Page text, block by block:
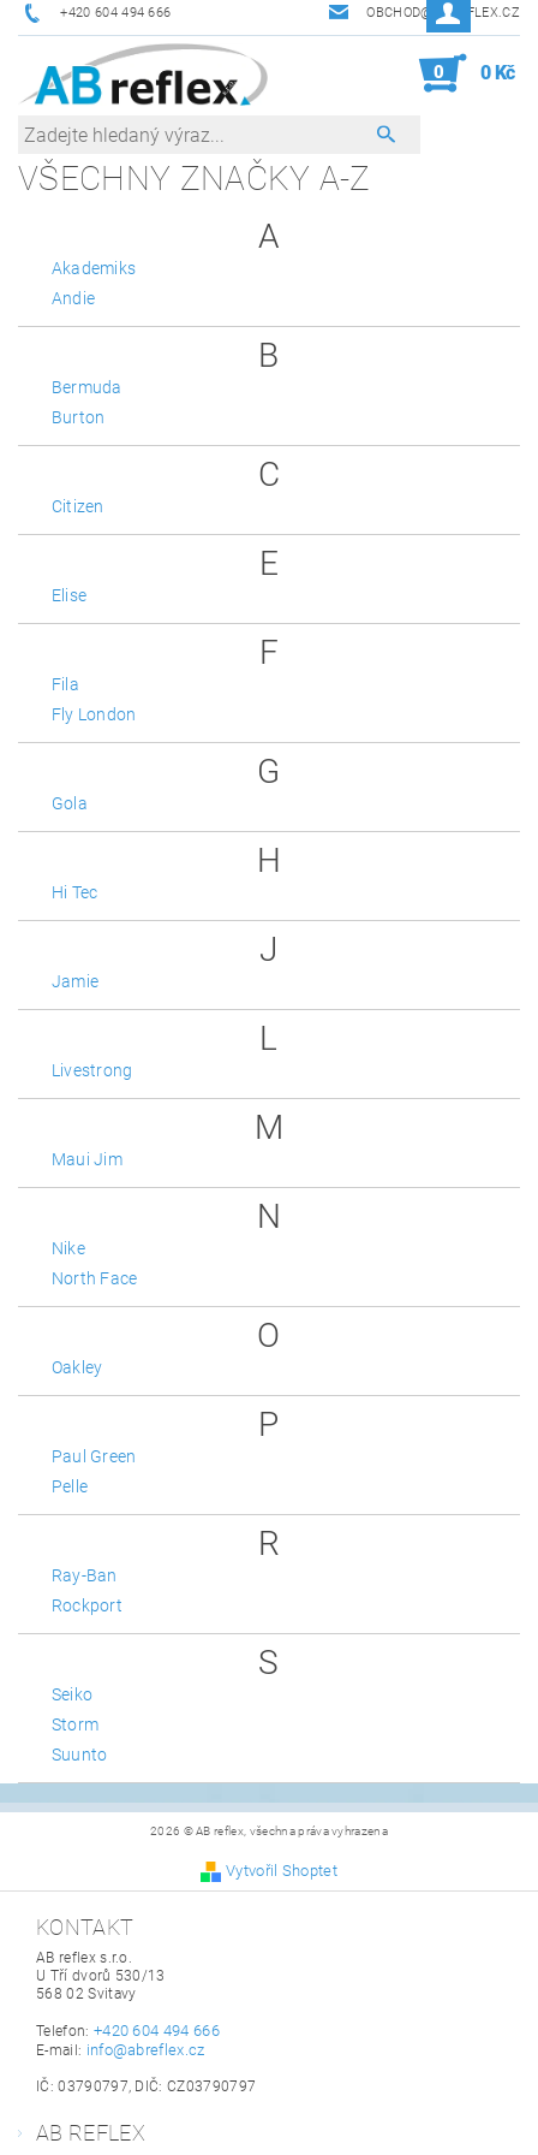
+420 604 494 666 OBCHOD@ABREFLEX.CZ
0 0 Kč
VŠECHNY ZNAČKY A-Z
A
Akademiks
Andie
B
Bermuda
Burton
C
Citizen
E
Elise
F
Fila
Fly London
G
Gola
H
Hi Tec
J
Jamie
L
Livestrong
M
Maui Jim
N
Nike
North Face
O
Oakley
P
Paul Green
Pelle
R
Ray-Ban
Rockport
S
Seiko
Storm
Suunto
2026 © AB reflex, všechna práva vyhrazena
Vytvořil Shoptet
KONTAKT
AB reflex s.r.o.
U Tří dvorů 530/13
568 02 Svitavy
Telefon: +420 604 494 666
E-mail: info@abreflex.cz
IČ: 03790797, DIČ: CZ03790797
AB REFLEX